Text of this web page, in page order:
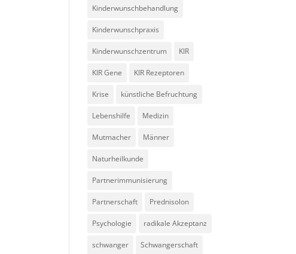
Kinderwunschbehandlung
Kinderwunschpraxis
Kinderwunschzentrum KIR
KIR Gene KIR Rezeptoren
Krise künstliche Befruchtung
Lebenshilfe Medizin
Mutmacher Männer
Naturheilkunde
Partnerimmunisierung
Partnerschaft Prednisolon
Psychologie radikale Akzeptanz
schwanger Schwangerschaft